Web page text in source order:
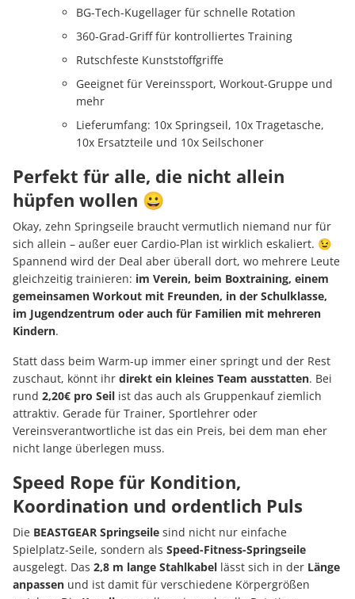
BG-Tech-Kugellager für schnelle Rotation
360-Grad-Griff für kontrolliertes Training
Rutschfeste Kunststoffgriffe
Geeignet für Vereinssport, Workout-Gruppe und
mehr
Lieferumfang: 10x Springseil, 10x Tragetasche,
10x Ersatzteile und 10x Seilschoner
Perfekt für alle, die nicht allein
hüpfen wollen 😀
Okay, zehn Springseile braucht vermutlich niemand nur für
sich allein – außer euer Cardio-Plan ist wirklich eskaliert. 😉
Spannend wird der Deal aber überall dort, wo mehrere Leute
gleichzeitig trainieren: im Verein, beim Boxtraining, einem
gemeinsamen Workout mit Freunden, in der Schulklasse,
im Jugendzentrum oder auch für Familien mit mehreren
Kindern.
Statt dass beim Warm-up immer einer springt und der Rest
zuschaut, könnt ihr direkt ein kleines Team ausstatten. Bei
rund 2,20€ pro Seil ist das auch als Gruppenkauf ziemlich
attraktiv. Gerade für Trainer, Sportlehrer oder
Vereinsverantwortliche ist das ein Preis, bei dem man eher
nicht lange überlegen muss.
Speed Rope für Kondition,
Koordination und ordentlich Puls
Die BEASTGEAR Springseile sind nicht nur einfache
Spielplatz-Seile, sondern als Speed-Fitness-Springseile
ausgelegt. Das 2,8 m lange Stahlkabel lässt sich in der Länge
anpassen und ist damit für verschiedene Körpergrößen